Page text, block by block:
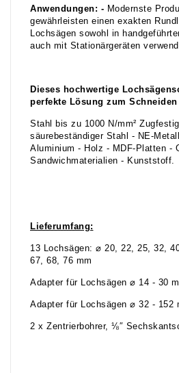
Anwendungen: - Modernste
gewährleisten einen exakten
Lochsägen sowohl in
auch mit Stationärgeräten
Dieses hochwertige
perfekte Lösung zum
Stahl bis zu 1000 N/mm²
säurebeständiger Stahl - NE-
Aluminium - Holz - MDF-Platten -
Sandwichmaterialien - Kunststoff.
Lieferumfang:
13 Lochsägen: ⌀ 20, 22, 25, 32,
67, 68, 76 mm
Adapter für Lochsägen ⌀ 14 - 30
Adapter für Lochsägen ⌀ 32 - 152
2 x Zentrierbohrer, ⅛″